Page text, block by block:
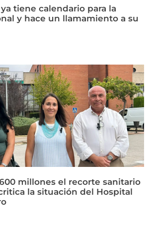
tiene calendario para la
y hace un llamamiento a su
millones el recorte sanitario
la situación del Hospital